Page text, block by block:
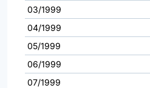
03/1999
04/1999
05/1999
06/1999
07/1999